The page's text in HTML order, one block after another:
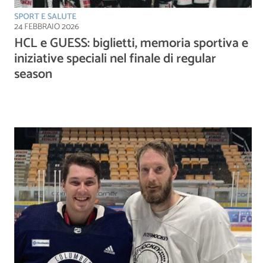
SPORT E SALUTE
24 FEBBRAIO 2026
HCL e GUESS: biglietti, memoria sportiva e
iniziative speciali nel finale di regular
season